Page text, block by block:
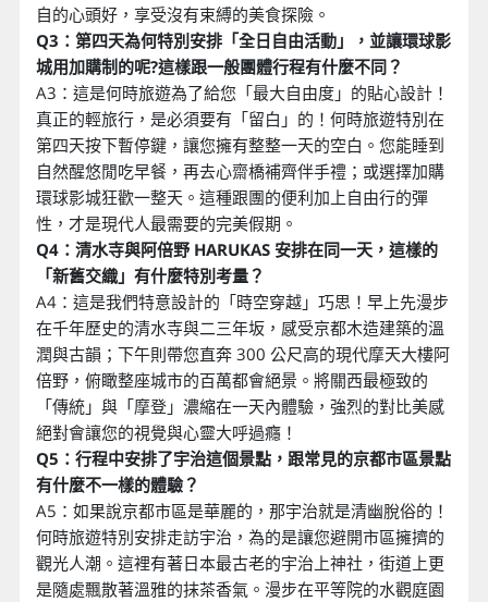
自的心頭好，享受沒有束縛的美食探險。
Q3：第四天為何特別安排「全日自由活動」，並讓環球影
城用加購制的呢?這樣跟一般團體行程有什麼不同？
A3：這是何時旅遊為了給您「最大自由度」的貼心設計！
真正的輕旅行，是必須要有「留白」的！何時旅遊特別在
第四天按下暫停鍵，讓您擁有整整一天的空白。您能睡到
自然醒悠閒吃早餐，再去心齋橋補齊伴手禮；或選擇加購
環球影城狂歡一整天。這種跟團的便利加上自由行的彈
性，才是現代人最需要的完美假期。
Q4：清水寺與阿倍野 HARUKAS 安排在同一天，這樣的
「新舊交織」有什麼特別考量？
A4：這是我們特意設計的「時空穿越」巧思！早上先漫步
在千年歷史的清水寺與二三年坂，感受京都木造建築的溫
潤與古韻；下午則帶您直奔 300 公尺高的現代摩天大樓阿
倍野，俯瞰整座城市的百萬都會絕景。將關西最極致的
「傳統」與「摩登」濃縮在一天內體驗，強烈的對比美感
絕對會讓您的視覺與心靈大呼過癮！
Q5：行程中安排了宇治這個景點，跟常見的京都市區景點
有什麼不一樣的體驗？
A5：如果說京都市區是華麗的，那宇治就是清幽脫俗的！
何時旅遊特別安排走訪宇治，為的是讓您避開市區擁擠的
觀光人潮。這裡有著日本最古老的宇治上神社，街道上更
是隨處飄散著溫雅的抹茶香氣。漫步在平等院的水觀庭園